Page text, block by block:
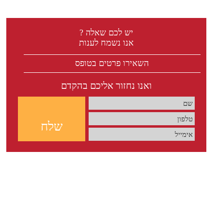
יש לכם שאלה ?
אנו נשמח לענות
השאירו פרטים בטופס
ואנו נחזור אליכם בהקדם